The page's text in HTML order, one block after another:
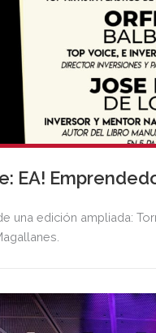
EA!
una edición ampliada: